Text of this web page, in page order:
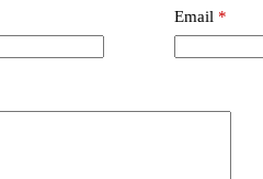
Email*